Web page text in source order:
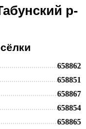
р-
658862
658851
658867
658854
658865